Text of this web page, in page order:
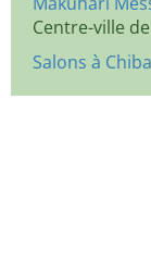
Centre-ville
Salons à Chiba